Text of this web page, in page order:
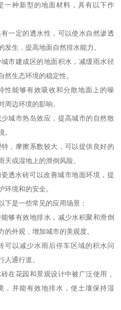
一种新型的地面材料，具有以下作
一定的透水性，可以使水自然渗透
生，提高地面自然排水能力。
市建成区的地面积水，减缓雨水径
然生态环境的稳定性。
性能够有效吸收和分散地面上的噪
周边环境的影响。
城市热岛效应，提高城市的自然散
。
，摩擦系数较大，可以提供良好的
天或湿地上的滑倒风险。
透水砖可以改善城市地面环境，提
环境和的安全。
下是一些常见的应用场景：
够有效地排水，减少水积聚和滑倒
外观，增加城市的美观度。
可以减少水雨后停车区域的积水问
人通行道。
在花园和景观设计中被广泛使用，
，并能有效地排水，使土壤保持湿